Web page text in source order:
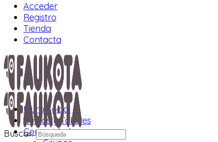
Acceder
Registro
Tienda
Contacta
Muro Social
Cursos y Talleres
Comunidad
Buscar: